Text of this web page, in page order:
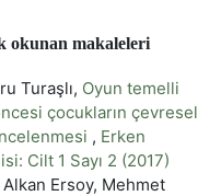
okunan makaleleri
Turaşlı, Oyun temelli
çocukların çevresel
, Erken
Cilt 1 Sayı 2 (2017)
Ersoy, Mehmet